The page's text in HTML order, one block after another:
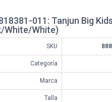
011: Tanjun Big
White/White)
SKU
Categoría
Marca
Talla